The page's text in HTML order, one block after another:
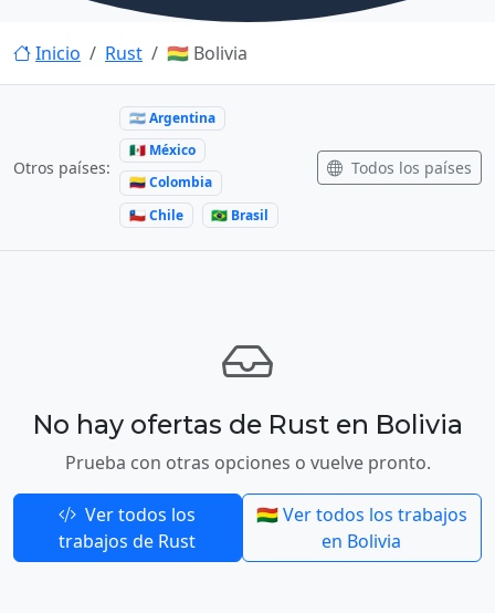
Inicio Rust 🇧🇴 Bolivia
Otros países:
🇦🇷 Argentina
🇲🇽 México
🇨🇴 Colombia
🇨🇱 Chile
🇧🇷 Brasil
Todos los países
No hay ofertas de Rust en Bolivia
Prueba con otras opciones o vuelve pronto.
Ver todos los
trabajos de Rust
🇧🇴 Ver todos los trabajos
en Bolivia